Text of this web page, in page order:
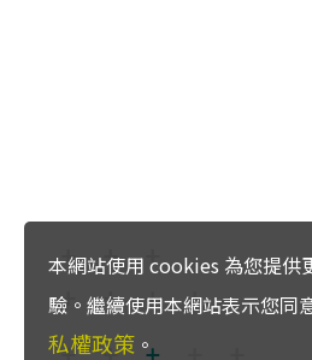
本網站使用 cookies 為您提供
驗。繼續使用本網站表示您同
私權政策 。